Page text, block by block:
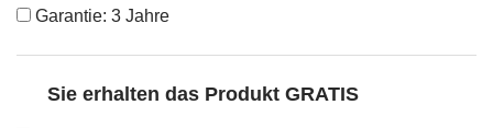
Garantie: 3 Jahre
Sie erhalten das Produkt GRATIS